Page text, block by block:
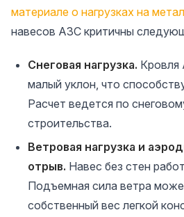
материале о нагрузках на
навесов АЗС критичны
Снеговая нагрузка. Кровля
малый уклон, что
Расчет ведется по
строительства.
Ветровая нагрузка и
отрыв. Навес без стен
Подъемная сила ветра
собственный вес легкой